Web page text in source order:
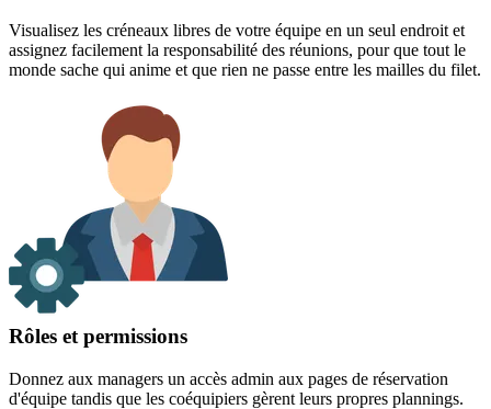
Visualisez les créneaux libres de votre équipe en un seul endroit et
assignez facilement la responsabilité des réunions, pour que tout le
monde sache qui anime et que rien ne passe entre les mailles du filet.
Rôles et permissions
Donnez aux managers un accès admin aux pages de réservation
d'équipe tandis que les coéquipiers gèrent leurs propres plannings.